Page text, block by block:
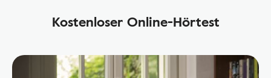
Kostenloser Online-Hörtest